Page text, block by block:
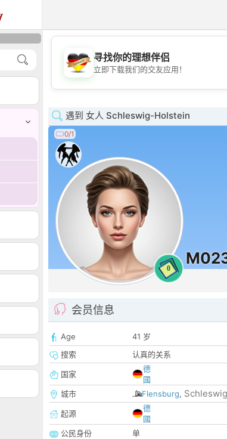
💖
寻找你的理想伴侣
立即下载我们的交友应用！
遇到 女人 Schleswig-Holstein
0/1
0
会员信息
Age
41 岁
搜索
认真的关系
国家
德
國
城市
Flensburg,
起源
德
國
公民身份
单